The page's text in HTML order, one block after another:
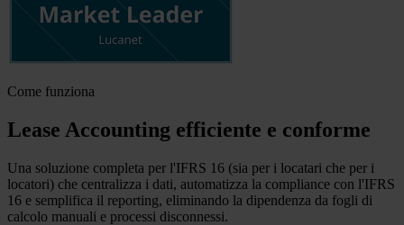
Come funziona
Lease Accounting efficiente e conforme
Una soluzione completa per l'IFRS 16 (sia per i locatari che per i
locatori) che centralizza i dati, automatizza la compliance con l'IFRS
16 e semplifica il reporting, eliminando la dipendenza da fogli di
calcolo manuali e processi disconnessi.